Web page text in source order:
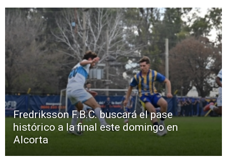
Fredriksson F.B.C. buscará el pase
histórico a la final este domingo en
Alcorta